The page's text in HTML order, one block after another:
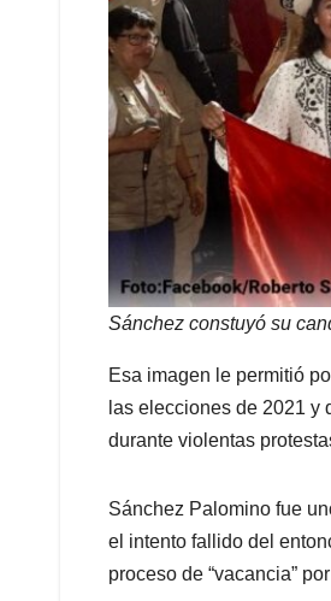
Sánchez constuyó su
Esa imagen le permitió
las elecciones de 2021 y
durante violentas
Sánchez Palomino fue
el intento fallido del
proceso de “vacancia”